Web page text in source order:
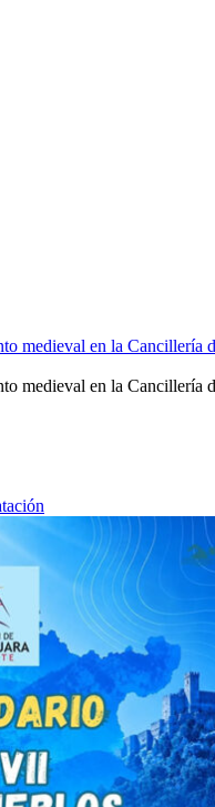
medieval en la Cancillería
medieval en la Cancillería